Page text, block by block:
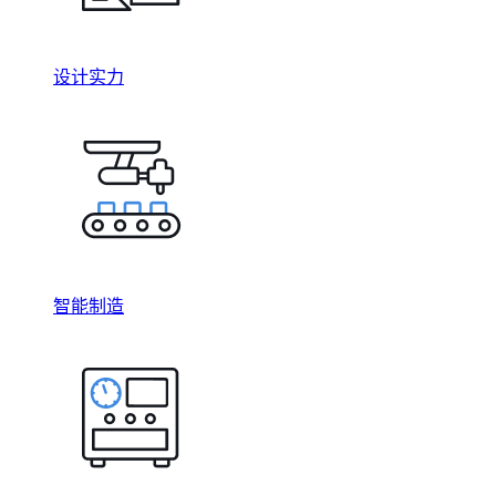
设计实力
智能制造